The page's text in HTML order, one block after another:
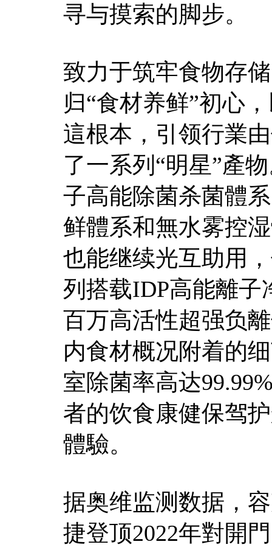
寻与摸索的脚步。
致力于筑牢食物存
归“食材养鲜”初心
這根本，引领行業
了一系列“明星”產
子高能除菌杀菌體
鲜體系和無水雾控
也能继续光互助用
列搭载IDP高能離
百万高活性超强负
内食材概况附着的
室除菌率高达
者的饮食康健保驾
體驗。
据奥维监测数据，
捷登顶2022年對開